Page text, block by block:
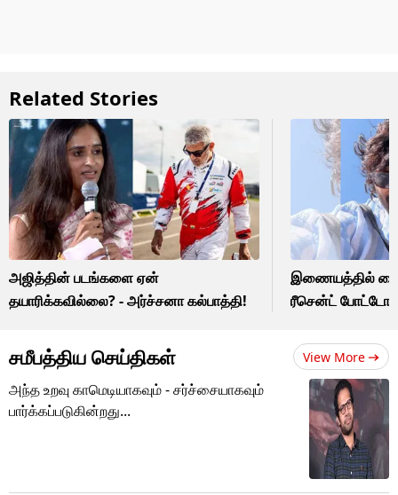
Related Stories
அஜித்தின் படங்களை ஏன்
தயாரிக்கவில்லை? - அர்ச்சனா கல்பாத்தி!
இணையத்தில்
ரீசென்ட் போட்டோ
சமீபத்திய செய்திகள் View More
அந்த உறவு காமெடியாகவும் - சர்ச்சையாகவும்
பார்க்கப்படுகின்றது...